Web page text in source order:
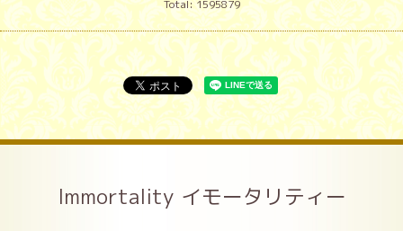
Total:1595879
Immortality イモータリティー